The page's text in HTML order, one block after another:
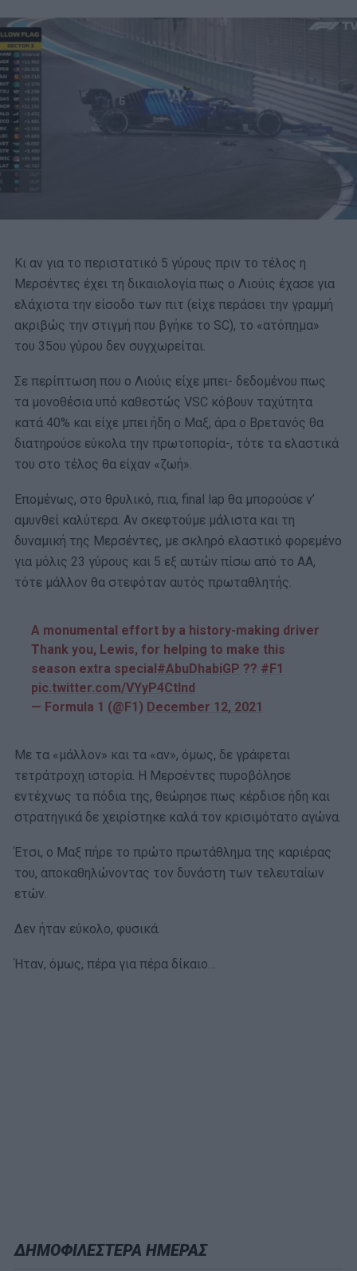
Κι αν για το περιστατικό 5 γύρους πριν το τέλος η
Μερσέντες έχει τη δικαιολογία πως ο Λιούις έχασε για
ελάχιστα την είσοδο των πιτ (είχε περάσει την γραμμή
ακριβώς την στιγμή που βγήκε το SC), το «ατόπημα»
του 35ου γύρου δεν συγχωρείται.
Σε περίπτωση που ο Λιούις είχε μπει- δεδομένου πως
τα μονοθέσια υπό καθεστώς VSC κόβουν ταχύτητα
κατά 40% και είχε μπει ήδη ο Μαξ, άρα ο Βρετανός θα
διατηρούσε εύκολα την πρωτοπορία-, τότε τα ελαστικά
του στο τέλος θα είχαν «ζωή».
Επομένως, στο θρυλικό, πια, final lap θα μπορούσε ν’
αμυνθεί καλύτερα. Αν σκεφτούμε μάλιστα και τη
δυναμική της Μερσέντες, με σκληρό ελαστικό φορεμένο
για μόλις 23 γύρους και 5 εξ αυτών πίσω από το ΑΑ,
τότε μάλλον θα στεφόταν αυτός πρωταθλητής.
A monumental effort by a history-making driver
Thank you, Lewis, for helping to make this
season extra special#AbuDhabiGP ?? #F1
pic.twitter.com/VYyP4CtInd
— Formula 1 (@F1) December 12, 2021
Με τα «μάλλον» και τα «αν», όμως, δε γράφεται
τετράτροχη ιστορία. Η Μερσέντες πυροβόλησε
εντέχνως τα πόδια της, θεώρησε πως κέρδισε ήδη και
στρατηγικά δε χειρίστηκε καλά τον κρισιμότατο αγώνα.
Έτσι, ο Μαξ πήρε το πρώτο πρωτάθλημα της καριέρας
του, αποκαθηλώνοντας τον δυνάστη των τελευταίων
ετών.
Δεν ήταν εύκολο, φυσικά.
Ήταν, όμως, πέρα για πέρα δίκαιο…
ΔΗΜΟΦΙΛΕΣΤΕΡΑ ΗΜΕΡΑΣ